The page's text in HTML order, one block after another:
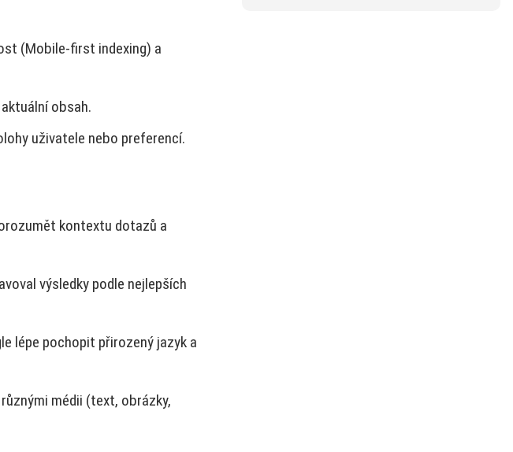
(Mobile-first indexing) a
obsah.
uživatele nebo preferencí.
kontextu dotazů a
výsledky podle nejlepších
lépe pochopit přirozený jazyk a
médii (text, obrázky,